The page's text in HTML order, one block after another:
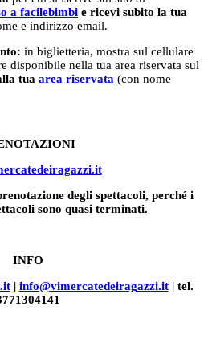
a facilebimbi e ricevi subito la tua
e indirizzo email.
in biglietteria, mostra sul cellulare
disponibile nella tua area riservata sul
tua area riservata (con nome
degli spettacoli, perché i
sono quasi terminati.
INFO
| info@vimercatedeiragazzi.it| tel.